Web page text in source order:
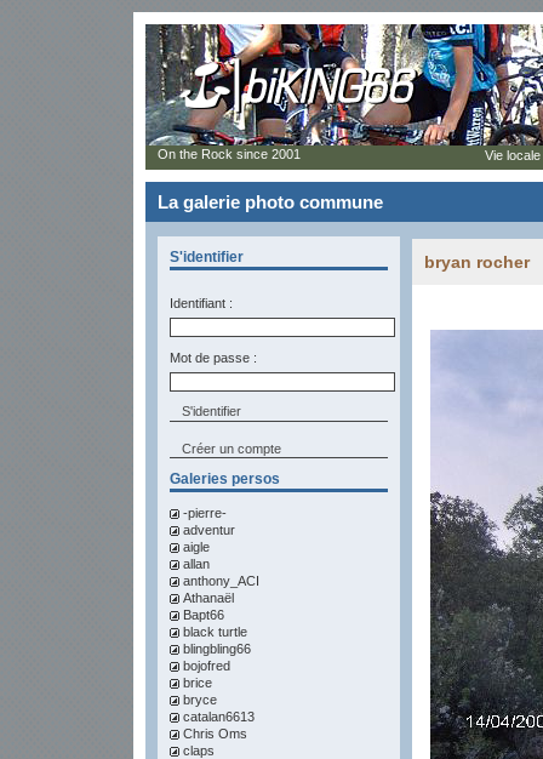
La galerie photo commune
S'identifier
Identifiant :
Mot de passe :
Créer un compte
Galeries persos
-pierre-
adventur
aigle
allan
anthony_ACI
Athanaël
Bapt66
black turtle
blingbling66
bojofred
brice
bryce
catalan6613
Chris Oms
claps
bryan rocher
On the Rock since 2001 Vie